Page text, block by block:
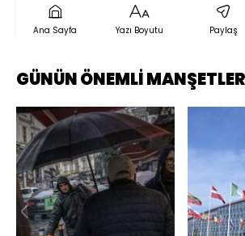
Ana Sayfa Yazı Boyutu Paylaş
GÜNÜN ÖNEMLİ